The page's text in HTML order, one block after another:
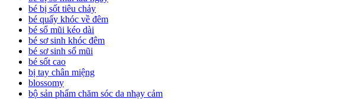
bé bị sốt tiêu chảy
bé quấy khóc về đêm
bé sổ mũi kéo dài
bé sơ sinh khóc đêm
bé sơ sinh sổ mũi
bé sốt cao
bị tay chân miệng
blossomy
bộ sản phẩm chăm sóc da nhạy cảm